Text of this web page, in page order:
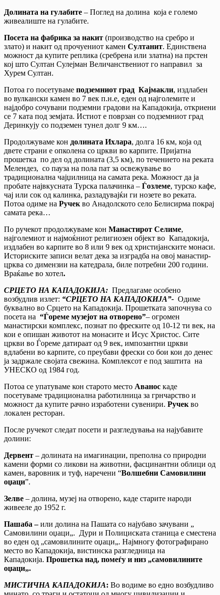
Долината на гулабите – Поглед на долина која е големо
живеалиште на гулабите.
Посета на фабрика за накит (производство на сребро и
злато) и накит од прочуениот камен Султанит. Единствена
можност да купите реплика (сребрена или златна) на прстен
кој што Султан Сулејман Величанствениот го направил за
Хурем Султан.
Потоа го посетуваме подземниот град Кајмакли, издлабен
во вулкански камен во 7 век п.н.е, еден од најголемите и
најдобро сочувани подземни градови на Кападокија, откриени
се 7 ката под земјата. Истиот е поврзан со подземниот град
Деринкују со подземен тунел долг 9 км….
Продолжуваме кон долината Ихлара, долга 16 км, која од
двете страни е опколена со цркви во карпите. Пријатна
прошетка по дел од долината (3,5 км), по течението на реката
Мелендез, со пауза на пола пат за освежување во
традиционална чајџилница на самата река. Можност да ја
пробате највкусната Турска палачинка – Ѓозлеме, турско кафе,
чај или сок од калинка, разладувајќи ги нозете во реката.
Потоа одиме на Ручек во Анадолското село Белисирма покрај
самата река…
По ручекот продолжуваме кон Манастирот Селиме,
најголемиот и најмоќниот религиозен објект во Кападокија,
издлабен во карпите во 8 или 9 век од христијанските монаси.
Историските записи велат дека за изградба на овој манастир-
црква со димензии на катедрала, биле потребни 200 години.
Враќање во хотел.
СРЦЕТО НА КАПАДОКИЈА: Предлагаме особено
возбудлив излет: “СРЦЕТО НА КАПАДОКИЈА”- Одиме
буквално во Срцето на Кападокија. Прошетката започнува со
посета на “Ѓореме музејот на отворено”– огромен
манастирски комплекс, познат по фреските од 10-12 ти век, на
кои е опишан животот на монасите и Исус Христос. Сите
цркви во Ѓореме датираат од 9 век, импозантни цркви
вдлабени во карпите, со преубави фрески со бои кои до денес
ја задржале својата свежина. Комплексот е под заштита на
УНЕСКО од 1984 год.
Потоа се упатуваме кон старото место Аванос каде
посетуваме традиционална работилница за грнчарство и
можност да купите рачно изработени сувенири. Ручек во
локален ресторан.
После ручекот следат посети и разгледувања на најубавите
долини:
Дервент – долината на имагинации, преполна со природни
камени форми со ликови на животни, фасцинантни облици од
камен, варовник и туф, наречени “Волшебни Самовилини
оџаци”.
Зелве – долина, музеј на отворено, каде старите народи
живееле до 1952 г.
Пашаба –или долина на Пашата со најубаво зачувани „
Самовилини оџаци„. Дури и Полициската станица е сместена
во еден од „самовилините оџаци„. Најмногу фотографирано
место во Кападокија, вистинска разгледница на
Кападокија. Прошетка над, помеѓу и низ „самовилините
оџаци„.
МИСТИЧНА КАПАДОКИЈА: Во водиме во едно возбудливо